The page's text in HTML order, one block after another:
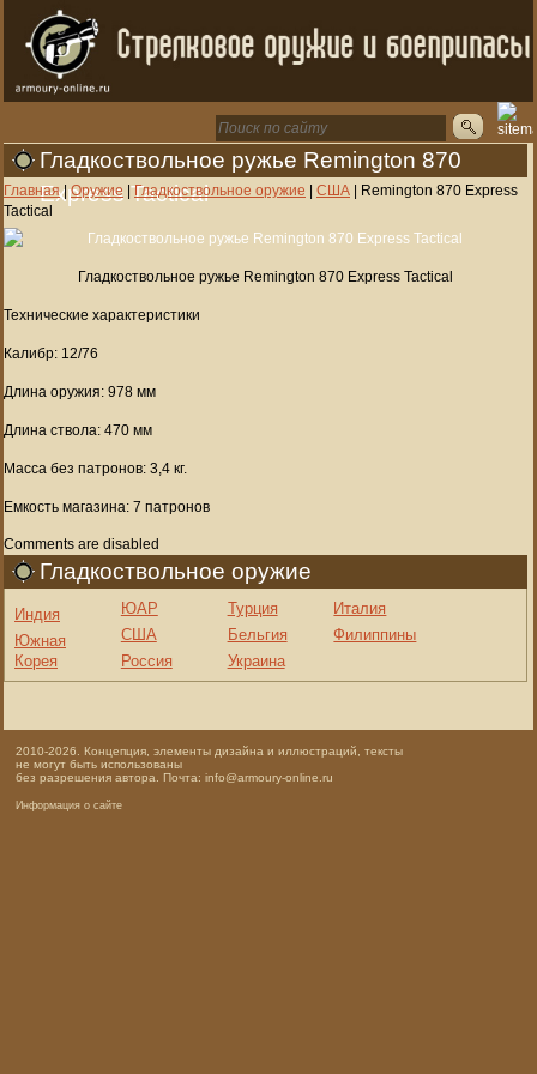
Гладкоствольное ружье Remington 870
Express Tactical
Главная|Оружие |Гладкоствольное оружие | США | Remington 870 Express
Tactical
Гладкоствольное ружье Remington 870 Express Tactical
Технические характеристики
Калибр: 12/76
Длина оружия: 978 мм
Длина ствола: 470 мм
Масса без патронов: 3,4 кг.
Емкость магазина: 7 патронов
Comments are disabled
Гладкоствольное оружие
Индия
Южная
Корея
ЮАР
США
Россия
Турция
Бельгия
Украина
Италия
Филиппины
2010-2026. Концепция, элементы дизайна и иллюстраций, тексты
не могут быть использованы
без разрешения автора. Почта: info@armoury-online.ru
Информация о сайте